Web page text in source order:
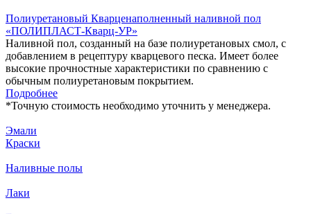
Полиуретановый Кварценаполненный наливной пол
«ПОЛИПЛАСТ-Кварц-УР»
Наливной пол, созданный на базе полиуретановых смол, с
добавлением в рецептуру кварцевого песка. Имеет более
высокие прочностные характеристики по сравнению с
обычным полиуретановым покрытием.
Подробнее
*Точную стоимость необходимо уточнить у менеджера.
Эмали
Краски
Наливные полы
Лаки